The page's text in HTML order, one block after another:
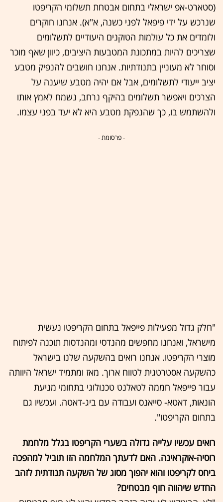
(סטארט-אפ ישראלי בתחום אבטחת תשלומי הקריפטו
שנרכש על ידי פיפאל לפני כשנה, א"א). אנחנו חוקרים
ולומדים את כל עולמות הטוקנים היעודיים לתשלומים
שצריכים להיות במתכונת המטבעות היציבים, כיוון שאף מוכר
וסוחר לא מעוניין בתנודתיות. אנחנו חושבים להנפיק מטבע
יציב ייעודי לתשלומים, אבל אם יהיה מטבע שיענה על
הצרכים ויאפשר תשלומים בהיקף נרחב, נשמח לאמץ אותו
ולהשתמש בו, כך שהנפקת מטבע היא לא יעד בפני עצמו.
- פרסומת -
"חלק גדול מפעילות פייפאל בתחום הקריפטו נעשית
מישראל, ואנחנו מחפשים מהנדסי ומהנדסות תוכנה לפיתוח
מוצרי הקריפטו. אנחנו רואים בהשקעה שלנו בישראל
כהשקעה אסטרטגית לטווח ארוך. מאז ומתמיד ישראל היוותה
עבור פייפאל חממה לטאלנט טכנולוגי בתחומי מניעת
הונאות, דאטא- סייאנס ועבודה עם ביג-דאטה. ועכשיו גם
בתחום הקריפטו".
רואים עכשיו עלייה גדולה בשערי הקריפטו בגלל מלחמת
רוסיה-אוקראינה. האם לדעתך המלחמה הזו תוביל למהפכה
ביחס לקריפטו והוא יהפוך מסוג של השקעה תנודתית לזהב
החדש שיהווה חוף מבטחים?